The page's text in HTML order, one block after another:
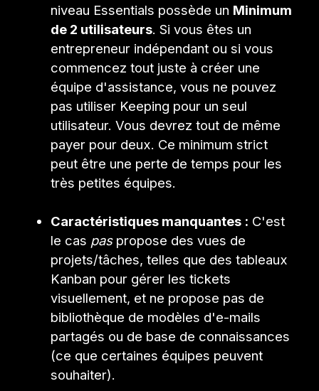
niveau Essentials possède un Minimum
de 2 utilisateurs. Si vous êtes un
entrepreneur indépendant ou si vous
commencez tout juste à créer une
équipe d'assistance, vous ne pouvez
pas utiliser Keeping pour un seul
utilisateur. Vous devrez tout de même
payer pour deux. Ce minimum strict
peut être une perte de temps pour les
très petites équipes.
Caractéristiques manquantes : C'est
le cas paspropose des vues de
projets/tâches, telles que des tableaux
Kanban pour gérer les tickets
visuellement, et ne propose pas de
bibliothèque de modèles d'e-mails
partagés ou de base de connaissances
(ce que certaines équipes peuvent
souhaiter).